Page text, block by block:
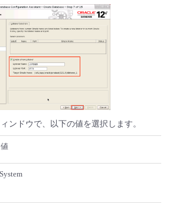
ンドウで、以下の値を選択します。